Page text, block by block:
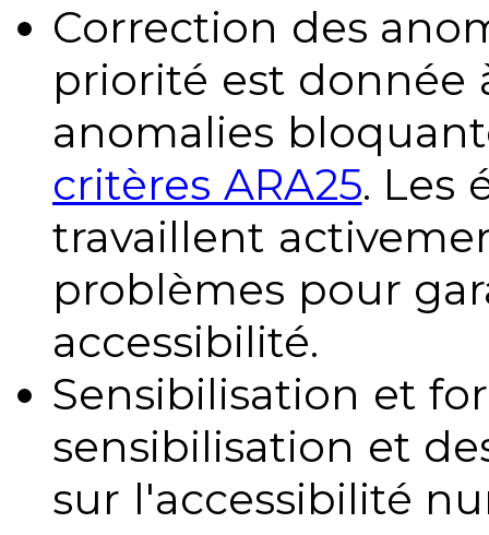
Correction des
priorité est donnée
anomalies
critères ARA25. Les
travaillent
problèmes pour
accessibilité.
Sensibilisation et
sensibilisation et
sur l'accessibilité